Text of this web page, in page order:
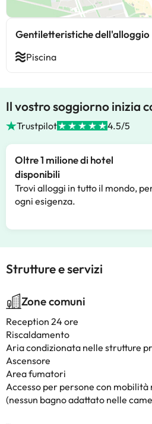
Gentiletteristiche dell'alloggio
Piscina
Il vostro soggiorno inizia
Trustpilot 4.5/5
Oltre 1 milione di hotel
disponibili
Trovi alloggi in tutto il mondo,
ogni esigenza.
Strutture e servizi
Zone comuni
Reception 24 ore
Riscaldamento
Aria condizionata nelle strutture
Ascensore
Area fumatori
Accesso per persone con
(nessun bagno adattato nelle